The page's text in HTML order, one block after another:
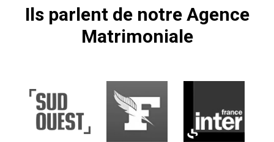
Ils parlent de notre Agence
Matrimoniale